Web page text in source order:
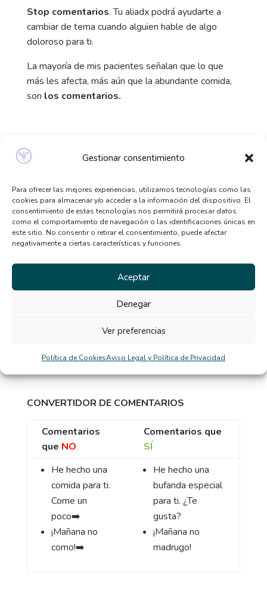
Gestionar consentimiento
Para ofrecer las mejores experiencias, utilizamos tecnologías como las
cookies para almacenar y/o acceder a la información del dispositivo. El
consentimiento de estas tecnologías nos permitirá procesar datos
como el comportamiento de navegación o las identificaciones únicas en
este sitio. No consentir o retirar el consentimiento, puede afectar
negativamente a ciertas características y funciones.
Aceptar
Denegar
Ver preferencias
Política de CookiesAviso Legal y Política de Privacidad
Stop comentarios. Tu aliadx podrá ayudarte a
cambiar de tema cuando alguien hable de algo
doloroso para ti.
La mayoría de mis pacientes señalan que lo que
más les afecta, más aún que la abundante comida,
son los comentarios.
las personas que tienen un TCA, utiliza mi
CONVERTIDOR DE COMENTARIOS ➡️
NO
queSÍ
Te veo muy
delgad@/gord@
¡Qué alegría
hablar más
CONVERTIDOR DE COMENTARIOS
Comentarios
que NO
Comentarios que
SÍ
He hecho una
comida para ti.
Come un
poco➡️
¡Mañana no
como!➡️
He hecho una
bufanda especial
para ti. ¿Te
gusta?
¡Mañana no
madrugo!